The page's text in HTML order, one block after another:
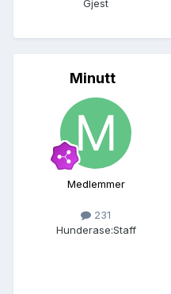
Gjest
Minutt
Medlemmer
231
Hunderase:Staff